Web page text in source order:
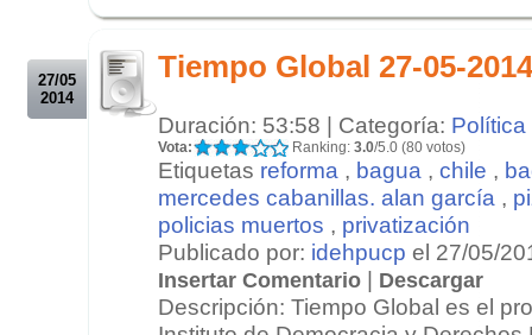
27/05
2014
Tiempo Global 27-05-2014
Duración: 53:58 | Categoría: Política
Vota: Ranking: 3.0/5.0 (80 votos)
Etiquetas reforma , bagua , chile ,
mercedes cabanillas. alan garcía ,
policias muertos , privatización
Publicado por: idehpucp el 27/05/
Insertar Comentario | Descargar
Descripción: Tiempo Global es el